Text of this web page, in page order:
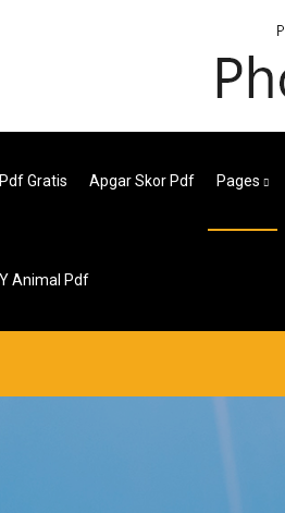
Gratis Apgar Skor Pdf Pages
Animal Pdf